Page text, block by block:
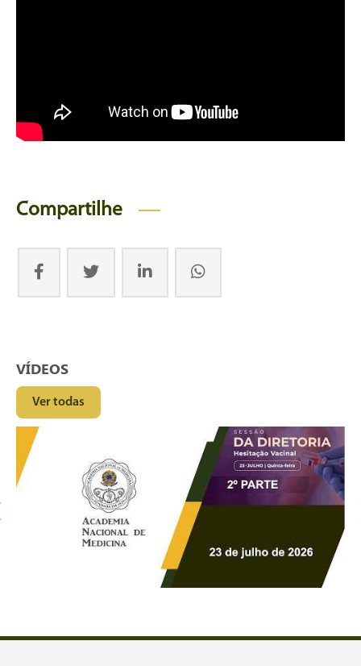
Compartilhe
VÍDEOS
Ver todas